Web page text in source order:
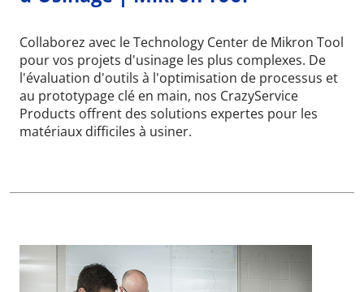
Collaborez avec le Technology Center de Mikron Tool
pour vos projets d'usinage les plus complexes. De
l'évaluation d'outils à l'optimisation de processus et
au prototypage clé en main, nos CrazyService
Products offrent des solutions expertes pour les
matériaux difficiles à usiner.